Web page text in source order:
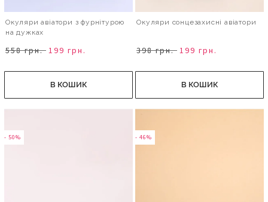
Окуляри авіатори з фурнітурою
на дужках
558 грн. 199 грн.
В КОШИК
Окуляри сонцезахисні авіатори
398 грн. 199 грн.
В КОШИК
- 50% - 46%